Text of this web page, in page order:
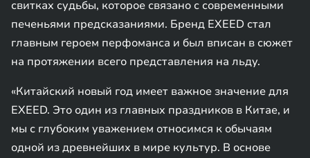
свитках судьбы, которое связано с современными
печеньями предсказаниями. Бренд EXEED стал
главным героем перфоманса и был вписан в сюжет
на протяжении всего представления на льду.
«Китайский новый год имеет важное значение для
EXEED. Это один из главных праздников в Китае, и
мы с глубоким уважением относимся к обычаям
одной из древнейших в мире культур. В основе